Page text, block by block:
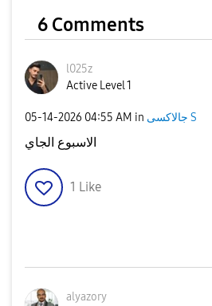
6 Comments
l025z
Active Level 1
‎05-14-2026 04:55 AM in جالاكسى S
الاسبوع الجاي
1 Like
alyazory